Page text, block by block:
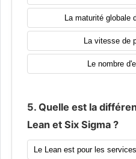
La maturité globale
La vitesse de
Le nombre
5. Quelle est la
Lean et Six Sigma ?
Le Lean est pour les